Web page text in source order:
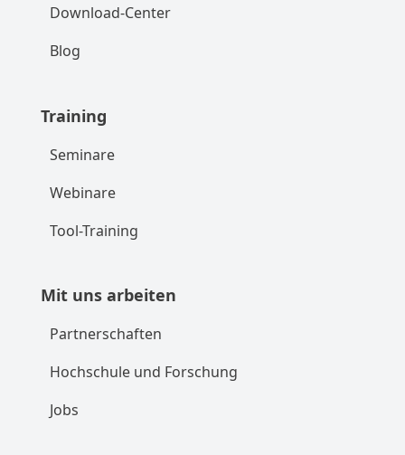
Download-Center
Blog
Training
Seminare
Webinare
Tool-Training
Mit uns arbeiten
Partnerschaften
Hochschule und Forschung
Jobs